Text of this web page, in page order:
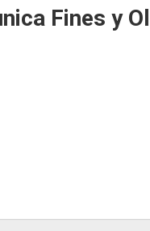
Fines y